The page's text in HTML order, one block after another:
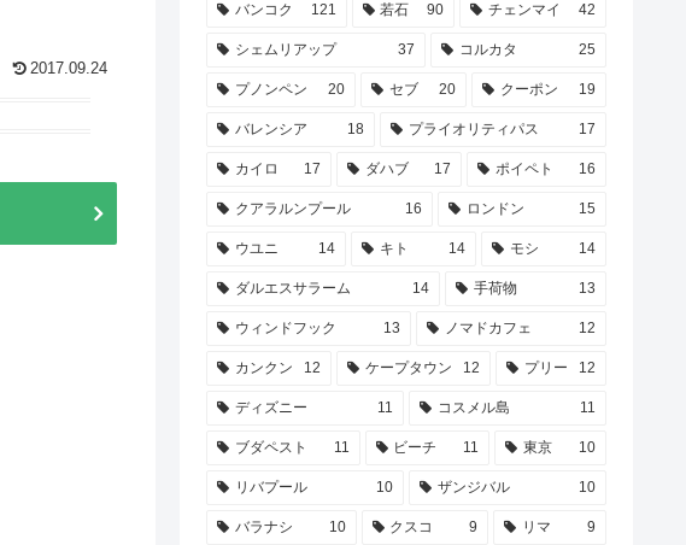
2017.09.24
バンコク 121 若石 90 チェンマイ 42
シェムリアップ 37 コルカタ 25
プノンペン 20 セブ 20 クーポン 19
バレンシア 18 プライオリティパス 17
カイロ 17 ダハブ 17 ポイペト 16
クアラルンプール 16 ロンドン 15
ウユニ 14 キト 14 モシ 14
ダルエスサラーム 14 手荷物 13
ウィンドフック 13 ノマドカフェ 12
カンクン 12 ケープタウン 12 プリー 12
ディズニー 11 コスメル島 11
ブダペスト 11 ビーチ 11 東京 10
リバプール 10 ザンジバル 10
バラナシ 10 クスコ 9 リマ 9